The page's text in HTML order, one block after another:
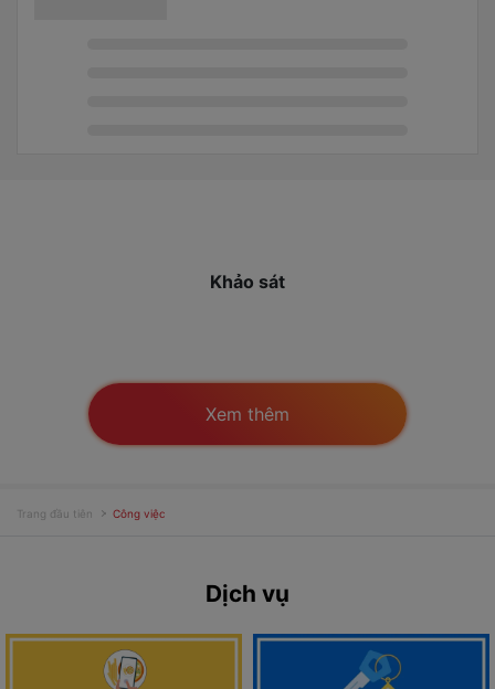
Khảo sát
Xem thêm
Trang đầu tiên Công việc
Dịch vụ